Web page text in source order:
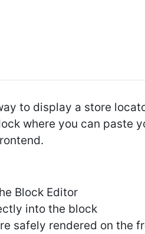
to display a store
where you can paste
Block Editor
into the block
safely rendered on the